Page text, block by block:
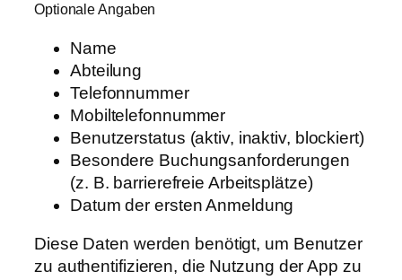
Optionale Angaben
Name
Abteilung
Telefonnummer
Mobiltelefonnummer
Benutzerstatus (aktiv, inaktiv, blockiert)
Besondere Buchungsanforderungen
(z. B. barrierefreie Arbeitsplätze)
Datum der ersten Anmeldung
Diese Daten werden benötigt, um Benutzer
zu authentifizieren, die Nutzung der App zu